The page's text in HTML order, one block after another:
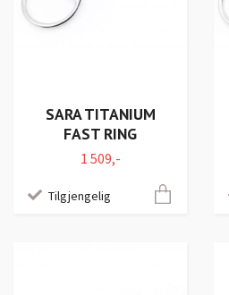
SARA TITANIUM
FAST RING
1 509,-
Tilgjengelig